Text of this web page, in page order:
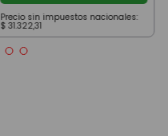
Precio sin impuestos nacionales:
$ 31.322,31